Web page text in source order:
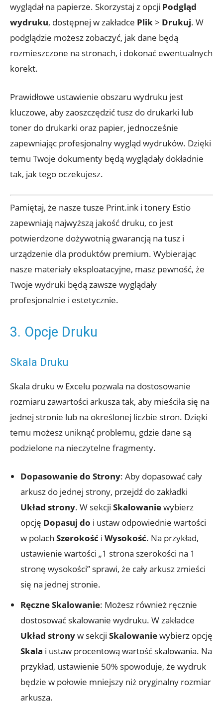
wyglądał na papierze. Skorzystaj z opcji Podgląd
wydruku, dostępnej w zakładce Plik > Drukuj. W
podglądzie możesz zobaczyć, jak dane będą
rozmieszczone na stronach, i dokonać ewentualnych
korekt.
Prawidłowe ustawienie obszaru wydruku jest
kluczowe, aby zaoszczędzić tusz do drukarki lub
toner do drukarki oraz papier, jednocześnie
zapewniając profesjonalny wygląd wydruków. Dzięki
temu Twoje dokumenty będą wyglądały dokładnie
tak, jak tego oczekujesz.
Pamiętaj, że nasze tusze Print.ink i tonery Estio
zapewniają najwyższą jakość druku, co jest
potwierdzone dożywotnią gwarancją na tusz i
urządzenie dla produktów premium. Wybierając
nasze materiały eksploatacyjne, masz pewność, że
Twoje wydruki będą zawsze wyglądały
profesjonalnie i estetycznie.
3. Opcje Druku
Skala Druku
Skala druku w Excelu pozwala na dostosowanie
rozmiaru zawartości arkusza tak, aby mieściła się na
jednej stronie lub na określonej liczbie stron. Dzięki
temu możesz uniknąć problemu, gdzie dane są
podzielone na nieczytelne fragmenty.
Dopasowanie do Strony: Aby dopasować cały
arkusz do jednej strony, przejdź do zakładki
Układ strony. W sekcji Skalowaniewybierz
opcję Dopasuj do i ustaw odpowiednie wartości
w polach Szerokość i Wysokość. Na przykład,
ustawienie wartości „1 strona szerokości na 1
stronę wysokości” sprawi, że cały arkusz zmieści
się na jednej stronie.
Ręczne Skalowanie: Możesz również ręcznie
dostosować skalowanie wydruku. W zakładce
Układ stronyw sekcji Skalowaniewybierz opcję
Skala i ustaw procentową wartość skalowania. Na
przykład, ustawienie 50% spowoduje, że wydruk
będzie w połowie mniejszy niż oryginalny rozmiar
arkusza.